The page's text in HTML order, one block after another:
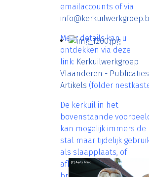
emailaccounts of via
Meer details kan u
ontdekken via deze
link: Kerkuilwerkgroep
Vlaanderen -
Artikels (folder
De kerkuil in het
bovenstaande
kan mogelijk immers de
stal maar tijdelijk
als slaapplaats, of
afkomstig zijn als